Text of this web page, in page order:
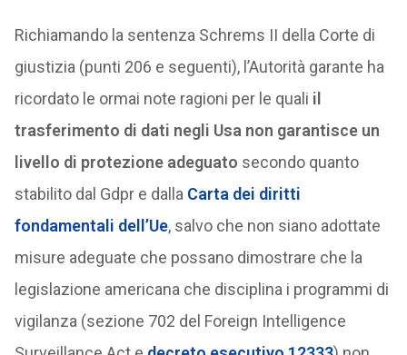
Richiamando la sentenza Schrems II della Corte di
giustizia (punti 206 e seguenti), l’Autorità garante ha
ricordato le ormai note ragioni per le quali il
trasferimento di dati negli Usa non garantisce un
livello di protezione adeguato secondo quanto
stabilito dal Gdpr e dalla Carta dei diritti
fondamentali dell’Ue, salvo che non siano adottate
misure adeguate che possano dimostrare che la
legislazione americana che disciplina i programmi di
vigilanza (sezione 702 del Foreign Intelligence